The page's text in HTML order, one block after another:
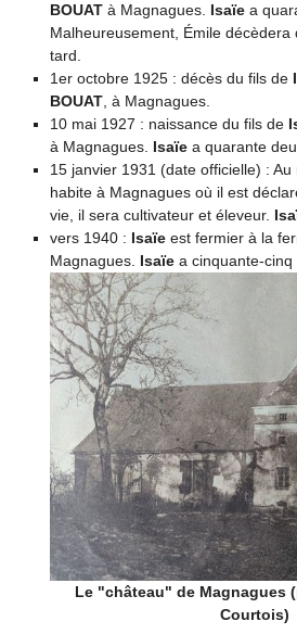
BOUATà Magnagues. Isaïea
Malheureusement, Émile décèdera
tard.
1er octobre 1925 : décès du fils de
BOUAT, à Magnagues.
10 mai 1927 : naissance du fils de
à Magnagues. Isaïea quarante
15 janvier 1931 (date officielle) : Au
habite à Magnagues où il est
vie, il sera cultivateur et éleveur.
vers 1940 : Isaïeest fermier à la
Magnagues. Isaïea cinquante-cinq
Le "château" de Magnagues
Courtois)